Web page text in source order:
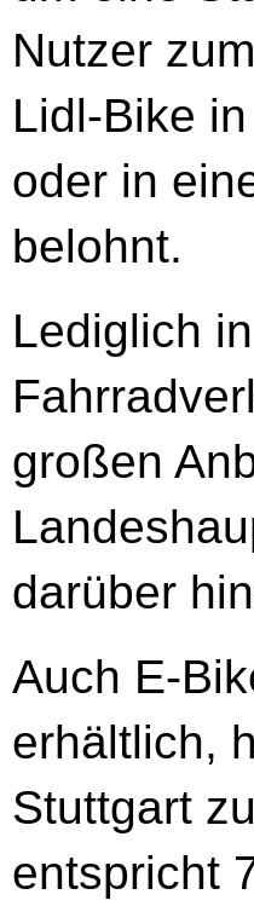
Nutzer
Lidl-Bike
oder in
belohnt.
Lediglich
großen
darüber
Auch E-
erhältlich,
Stuttgart
entspricht